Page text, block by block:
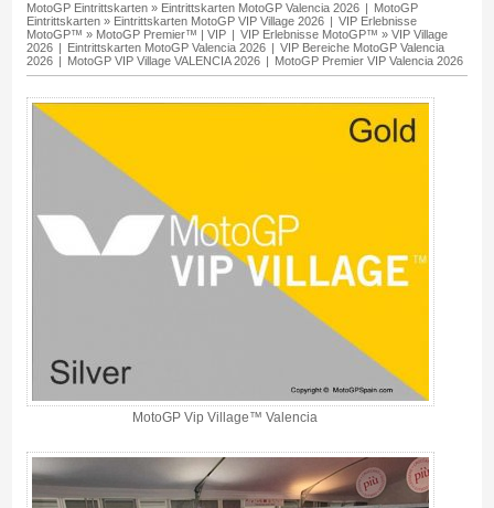
MotoGP Eintrittskarten» Eintrittskarten MotoGP Valencia 2026
MotoGP
Eintrittskarten» Eintrittskarten MotoGP VIP Village 2026
VIP Erlebnisse
MotoGP™ » MotoGP Premier™ | VIP VIP Erlebnisse MotoGP™ » VIP Village
2026
Eintrittskarten MotoGP Valencia 2026
VIP Bereiche MotoGP Valencia
2026
MotoGP VIP Village VALENCIA 2026 MotoGP Premier VIP Valencia 2026
MotoGP Vip Village™ Valencia